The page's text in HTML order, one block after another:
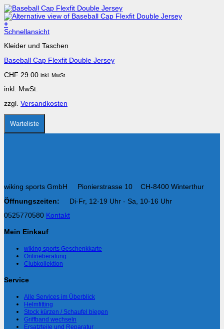
+
Dieses
weist
Varianten
Die
können
der
Produktseite
gewählt
Schnellansicht
Kleider und Taschen
Baseball Cap Flexfit Double Jersey
CHF 29.00 inkl. MwSt.
inkl. MwSt.
zzgl. Versandkosten
Warteliste
wiking sports GmbH Pionierstrasse 10 CH-8400 Winterthur
Öffnungszeiten: Di-Fr, 12-19 Uhr - Sa, 10-16 Uhr
0525770580 Kontakt
Mein Einkauf
wiking sports Geschenkkarte
Onlineberatung
Clubkollektion
Service
Alle Services im Überblick
Helmfitting
Stock kürzen / Schaufel biegen
Griffband wechseln
Ersatzteile und Reparatur